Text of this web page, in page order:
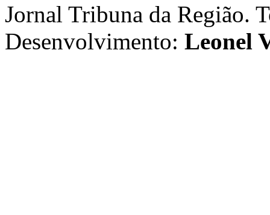
Jornal Tribuna da Região.
Desenvolvimento: Leonel